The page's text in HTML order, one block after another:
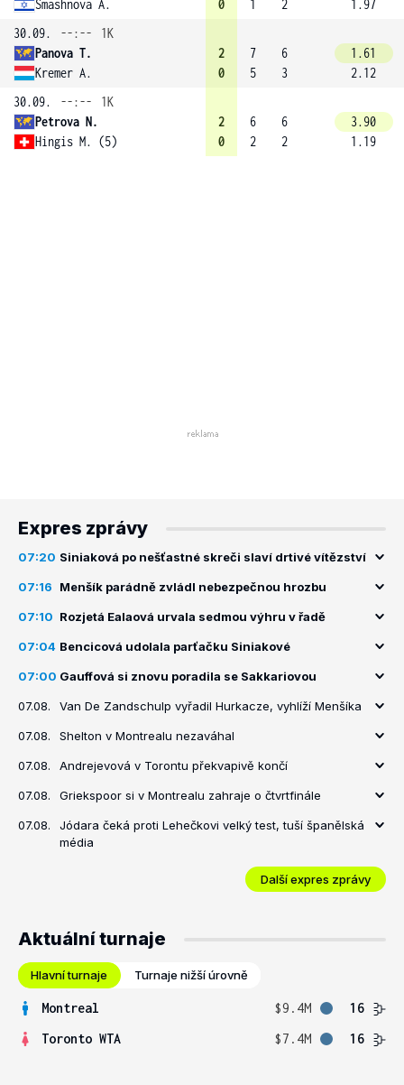
Smashnova A. 0 1 2
1.97
30.09.
--:--
1K
Panova T.
Kremer A.
2
0
7
5
6
3
1.61
2.12
30.09.
--:--
1K
Petrova N.
Hingis M. (5)
2
0
6
2
6
2
3.90
1.19
Expres zprávy
07:20 Siniaková po nešťastné skreči slaví drtivé vítězství
07:16 Menšík parádně zvládl nebezpečnou hrozbu
07:10 Rozjetá Ealaová urvala sedmou výhru v řadě
07:04 Bencicová udolala parťačku Siniakové
07:00 Gauffová si znovu poradila se Sakkariovou
07.08. Van De Zandschulp vyřadil Hurkacze, vyhlíží Menšíka
07.08. Shelton v Montrealu nezaváhal
07.08. Andrejevová v Torontu překvapivě končí
07.08. Griekspoor si v Montrealu zahraje o čtvrtfinále
07.08.
Jódara čeká proti Lehečkovi velký test, tuší španělská
média
Další expres zprávy
Aktuální turnaje
Hlavní turnaje Turnaje nižší úrovně
Montreal $9.4M
16
Toronto WTA
$7.4M 16